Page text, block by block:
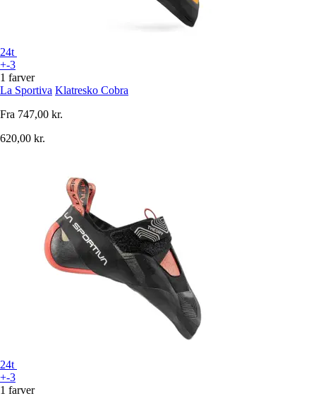
24t
+-3
1 farver
La Sportiva Klatresko Cobra
Fra 747,00 kr.
620,00 kr.
24t
+-3
1 farver